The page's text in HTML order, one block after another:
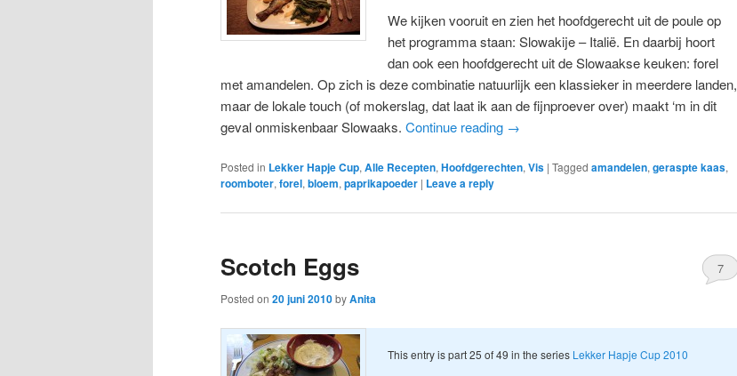
We kijken vooruit en zien het hoofdgerecht uit de poule op
het programma staan: Slowakije – Italië. En daarbij hoort
dan ook een hoofdgerecht uit de Slowaakse keuken: forel
met amandelen. Op zich is deze combinatie natuurlijk een klassieker in meerdere landen,
maar de lokale touch (of mokerslag, dat laat ik aan de fijnproever over) maakt ‘m in dit
geval onmiskenbaar Slowaaks. Continue reading →
Posted in Lekker Hapje Cup, Alle Recepten, Hoofdgerechten, Vis | Tagged amandelen, geraspte kaas,
roomboter, forel, bloem, paprikapoeder | Leave a reply
Scotch Eggs
Posted on 20 juni 2010byAnita
7
This entry is part 25 of 49 in the series Lekker Hapje Cup 2010